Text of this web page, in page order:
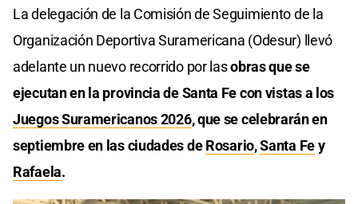
La delegación de la Comisión de Seguimiento de la
Organización Deportiva Suramericana (Odesur) llevó
adelante un nuevo recorrido por lasobras que se
ejecutan en la provincia de Santa Fe con vistas a los
Juegos Suramericanos 2026, que se celebrarán en
septiembre en las ciudades deRosario,Santa Fey
Rafaela.